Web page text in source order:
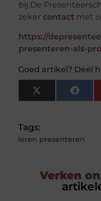
bij De
zeker contact met
https://
presenteren-als-
Goed artikel? Deel
X
(Twitter)
Tags:
leren presenteren
Verken